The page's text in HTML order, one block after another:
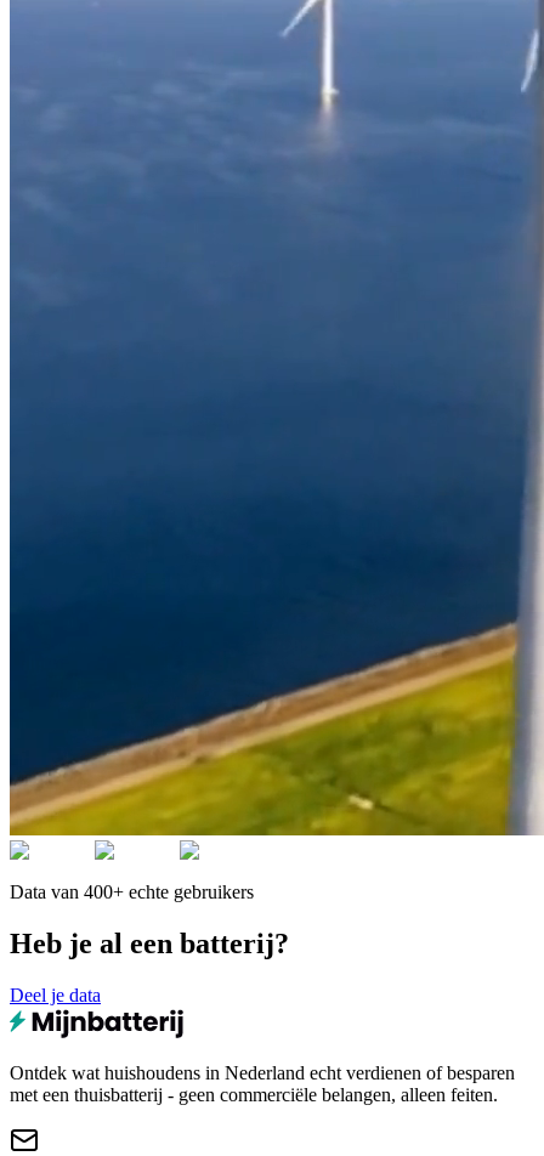
Data van 400+ echte gebruikers
Heb je al een batterij?
Deel je data
Ontdek wat huishoudens in Nederland echt verdienen of besparen
met een thuisbatterij - geen commerciële belangen, alleen feiten.